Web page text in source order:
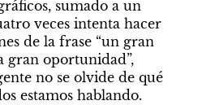
sumado a un
veces intenta hacer
de la frase “un gran
gran oportunidad”,
no se olvide de qué
estamos hablando.